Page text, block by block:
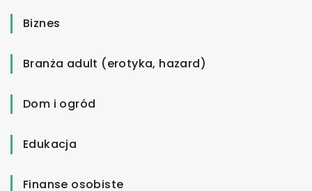
Biznes
Branża adult (erotyka, hazard)
Dom i ogród
Edukacja
Finanse osobiste